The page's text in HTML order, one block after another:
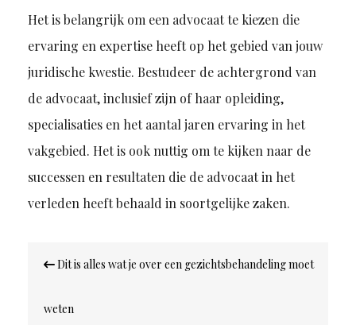
Het is belangrijk om een advocaat te kiezen die
ervaring en expertise heeft op het gebied van jouw
juridische kwestie. Bestudeer de achtergrond van
de advocaat, inclusief zijn of haar opleiding,
specialisaties en het aantal jaren ervaring in het
vakgebied. Het is ook nuttig om te kijken naar de
successen en resultaten die de advocaat in het
verleden heeft behaald in soortgelijke zaken.
navigatie
Dit is alles wat je over een gezichtsbehandeling moet
weten